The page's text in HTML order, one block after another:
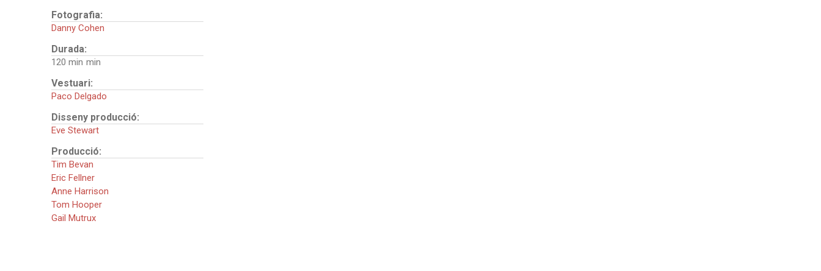
Fotografia:
Danny Cohen
Durada:
120 min
Vestuari:
Paco Delgado
Disseny producció:
Eve Stewart
Producció:
Tim Bevan
Eric Fellner
Anne Harrison
Tom Hooper
Gail Mutrux